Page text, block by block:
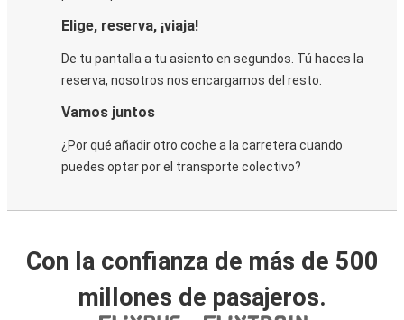
Elige, reserva, ¡viaja!
De tu pantalla a tu asiento en segundos. Tú haces la
reserva, nosotros nos encargamos del resto.
Vamos juntos
¿Por qué añadir otro coche a la carretera cuando
puedes optar por el transporte colectivo?
Con la confianza de más de 500
millones de pasajeros.